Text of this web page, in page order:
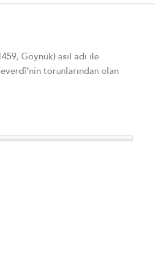
Göynük) asıl adı ile
torunlarından olan